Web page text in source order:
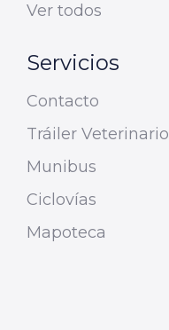
Ver todos
Servicios
Contacto
Tráiler Veterinario
Munibus
Ciclovías
Mapoteca